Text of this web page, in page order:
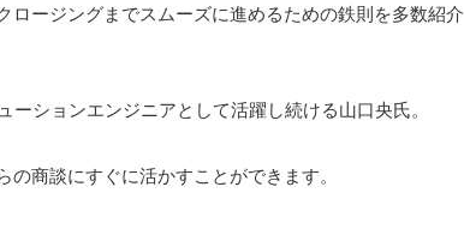
ージングまでスムーズに進めるための鉄則を多数紹介
ションエンジニアとして活躍し続ける山口央氏。
商談にすぐに活かすことができます。